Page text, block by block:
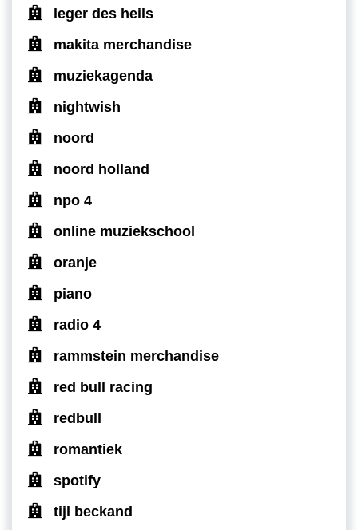
leger des heils
makita merchandise
muziekagenda
nightwish
noord
noord holland
npo 4
online muziekschool
oranje
piano
radio 4
rammstein merchandise
red bull racing
redbull
romantiek
spotify
tijl beckand